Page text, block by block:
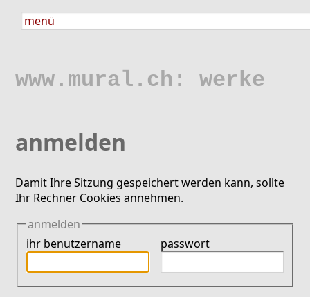
www.mural.ch: werke
anmelden
Damit Ihre Sitzung gespeichert werden kann, sollte
Ihr Rechner Cookies annehmen.
anmelden
ihr benutzername
passwort